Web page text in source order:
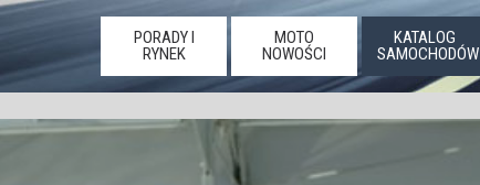
PORADY I
RYNEK
MOTO
NOWOŚCI
KATALOG
SAMOCHODÓW